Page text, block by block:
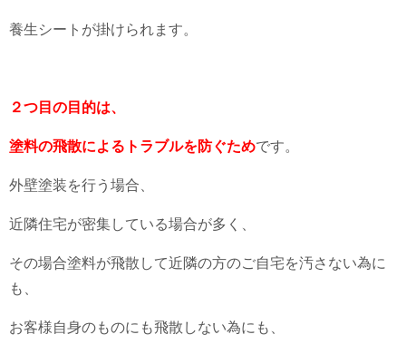
養生シートが掛けられます。
２つ目の目的は、
塗料の飛散によるトラブルを防ぐためです。
外壁塗装を行う場合、
近隣住宅が密集している場合が多く、
その場合塗料が飛散して近隣の方のご自宅を汚さない為に
も、
お客様自身のものにも飛散しない為にも、